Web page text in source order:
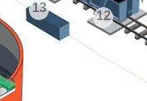
13
12